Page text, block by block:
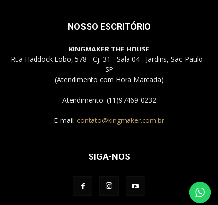
NOSSO ESCRITÓRIO
KINGMAKER THE HOUSE
Rua Haddock Lobo, 578 - Cj. 31 - Sala 04 - Jardins, São Paulo -
SP
(Atendimento com Hora Marcada)
Atendimento: (11)97469-0232
E-mail: contato@kingmaker.com.br
SIGA-NOS